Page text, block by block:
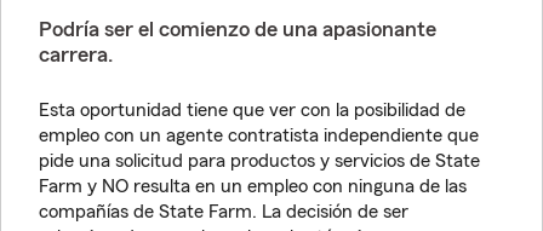
Podría ser el comienzo de una apasionante
carrera.
Esta oportunidad tiene que ver con la posibilidad de
empleo con un agente contratista independiente que
pide una solicitud para productos y servicios de State
Farm y NO resulta en un empleo con ninguna de las
compañías de State Farm. La decisión de ser